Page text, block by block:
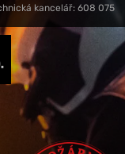
kancelář: 608 075